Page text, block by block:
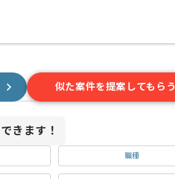
似た案件を提案してもらう
きます！
職種